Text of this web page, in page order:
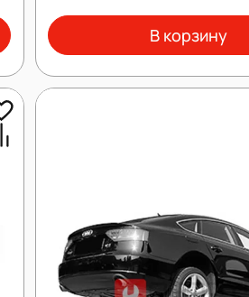
В корзину